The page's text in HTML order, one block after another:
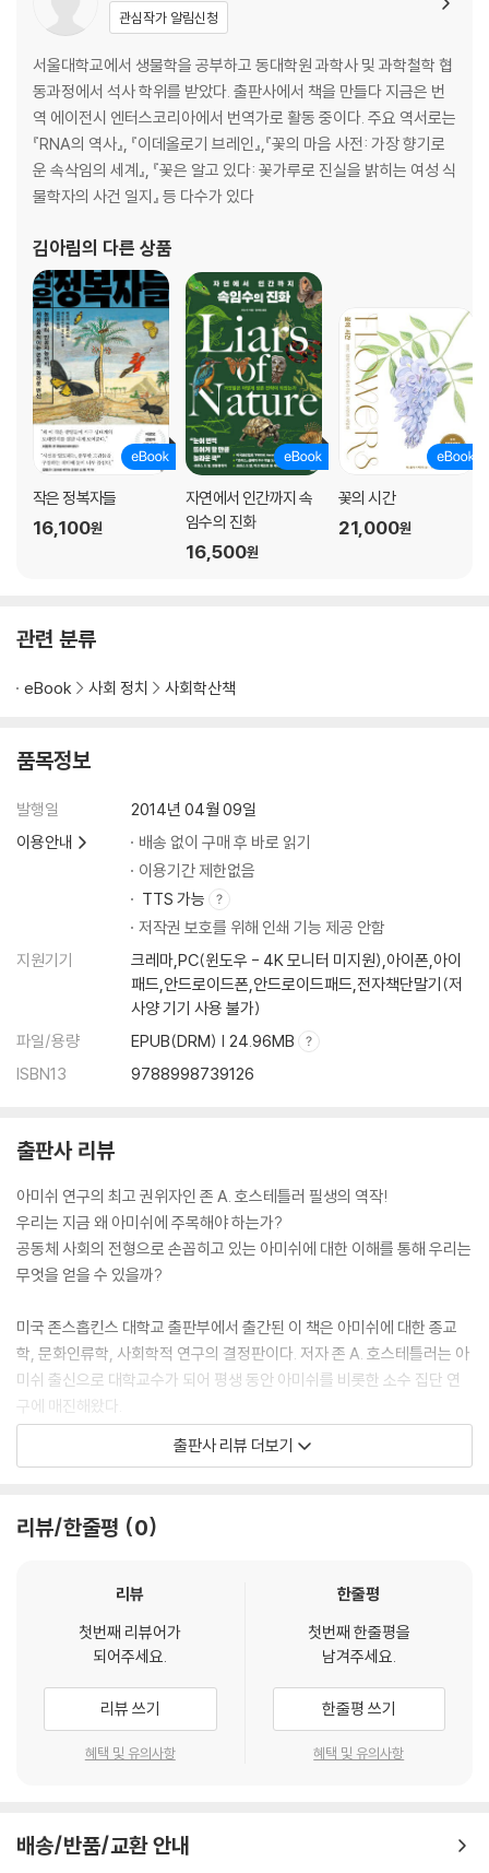
8. 노인을 존경하는 공동체
8장 자녀교육과 훈육
1. 교육의 목적 / 2. 연령 단계 / 3. 학교 생활 /
4. 아미쉬 사람들의 성격
9장 인생의 통과의례
1. 탄생 / 2. 결혼 / 3. 죽음
10장 공동체의 관습적 통합
5. 음악과 통합
11장 공동체의 상징과 관례
1. 기호, 상징, 관습 / 2. 항의의 언어, 복장 / 3. 언어와 회화
4. 이름 / 5. 겸허한 지식 / 6. 상호 부조와 관대함
PART 3 변화의 유형
12장 정부제도와 아미쉬
1. 학교를 둘러싼 논쟁 / 2. 고등교육에 대한 반대
3. 펜실베이니아에서의 타협 / 4. 아이오와의 대항 / 5. 대법원의 판결
6. 의무적 복지 / 7. 징병제 / 8. 아미쉬의 법 실무
13장 변화와 분열
1. 아미쉬 구파 사이의 다양성 / 2. 주된 갈등과 분열 요인
3. 쟁점과 갈등 / 4. 공동체 내부의 분열
3. 고등 교육의 유혹 / 4. 관광 산업이 끼친 결과
1. 의학적 믿음과 실천 / 2. 유전병 / 3. 정신 질환
1. 관대함에 대한 환상과 경직성 / 2. 문화적인 모순
17장 변화에 대한 대응
1. 변화와 저항 / 2. 현대화 / 3. 과잉 순응
4. 새로운 정착지로의 이동 / 5. 사회화 경험의 통제 / 6. 적정 기술
18장 살아남음의 담론
1. 침묵의 담론 / 2. 분리에 담긴 의미 / 3. 공동체의 규모
4. 모델로서의 아미쉬 사회 / 5. 아미쉬 사람들의 미래전망
참고 문헌
관심작가 알림신청
서울대학교에서 생물학을 공부하고 동대학원 과학사 및 과학철학 협
동과정에서 석사 학위를 받았다. 출판사에서 책을 만들다 지금은 번
역 에이전시 엔터스코리아에서 번역가로 활동 중이다. 주요 역서로는
『RNA의 역사』, 『이데올로기 브레인』,『꽃의 마음 사전: 가장 향기로
운 속삭임의 세계』, 『꽃은 알고 있다: 꽃가루로 진실을 밝히는 여성 식
물학자의 사건 일지』 등 다수가 있다
김아림의 다른 상품
작은 정복자들
16,100원
자연에서 인간까지 속
임수의 진화
16,500원
꽃의 시간
21,000원
관련 분류
eBook 사회 정치 사회학산책
품목정보
발행일
2014년 04월 09일
이용안내
배송 없이 구매 후 바로 읽기
이용기간 제한없음
TTS 가능
저작권 보호를 위해 인쇄 기능 제공 안함
지원기기
크레마,PC(윈도우 - 4K 모니터 미지원),아이폰,아이
패드,안드로이드폰,안드로이드패드,전자책단말기(저
사양 기기 사용 불가)
파일/용량
EPUB(DRM) | 24.96MB
ISBN13
9788998739126
출판사 리뷰
아미쉬 연구의 최고 권위자인 존 A. 호스테틀러 필생의 역작!
우리는 지금 왜 아미쉬에 주목해야 하는가?
공동체 사회의 전형으로 손꼽히고 있는 아미쉬에 대한 이해를 통해 우리는
무엇을 얻을 수 있을까?
미국 존스홉킨스 대학교 출판부에서 출간된 이 책은 아미쉬에 대한 종교
학, 문화인류학, 사회학적 연구의 결정판이다. 저자 존 A. 호스테틀러는 아
미쉬 출신으로 대학교수가 되어 평생 동안 아미쉬를 비롯한 소수 집단 연
구에 매진해왔다.
첫 출간 후 4판까지 이어진 개정 증보판을 통해 저자는 우리들에게 아미쉬
사회를 자세하고 친절하게 안내하고 있다.
적 가치와의 충돌, 외부인과의 상호작용 등을 설명한다. 또한 아미쉬 인구
만 아니라 아미쉬 내부의 분열 상황과 숨겨진 문제점들도 기술하여 아미쉬
이 책에 나타난 아미쉬 사회의 긍정적인 측면을 살펴보면 다음과 같다.
자연과 더불어 사는 친환경적인 삶의 방식을 지향하며, 공동체와 조화를
이루는 안정된 교육체계를 보유하고 있다. 그리고 노인 소외 문제가 존재
에 시사하는 바가 크다고 볼 수 있다.
출판사 리뷰 더보기
리뷰/한줄평 0
리뷰
첫번째 리뷰어가
되어주세요.
리뷰 쓰기
혜택 및 유의사항
한줄평
첫번째 한줄평을
남겨주세요.
한줄평 쓰기
혜택 및 유의사항
배송/반품/교환 안내